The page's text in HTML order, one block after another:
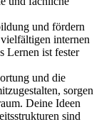
und fördern
internen
Lernen ist fester
und die
sorgen
Deine Ideen
sind